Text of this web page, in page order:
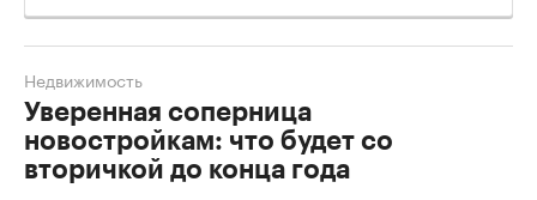
Уверенная соперница
новостройкам: что будет со
вторичкой до конца года
Недвижимость